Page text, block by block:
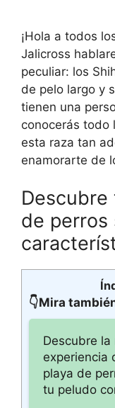
¡Hola a todos
Jalicross
peculiar: los
de pelo largo y
tienen una
conocerás todo
esta raza tan
enamorarte de
de perros
👇Mira
Descubre la
experiencia
playa de
tu peludo